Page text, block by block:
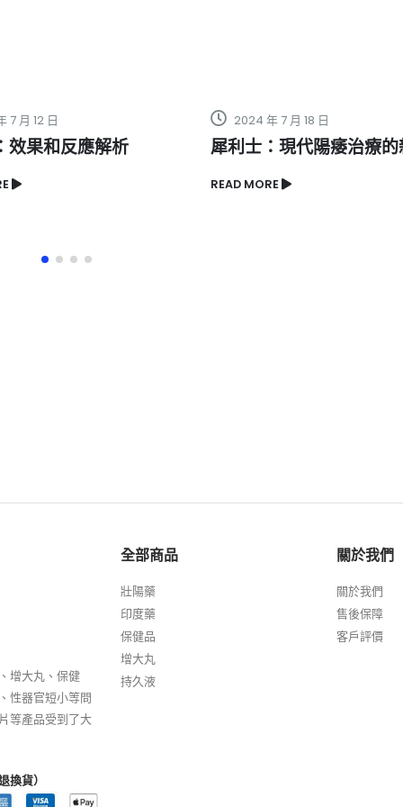
年 7 月 18 日
士：現代陽痿治療的新希望
2024 年 5 月 14 日
你對日本藤素壯陽藥
增大丸、保健
性器官短小等問
等產品受到了大
換貨）
全部商品
壯陽藥
印度藥
保健品
增大丸
持久液
關於我們
關於我們
售後保障
客戶評價